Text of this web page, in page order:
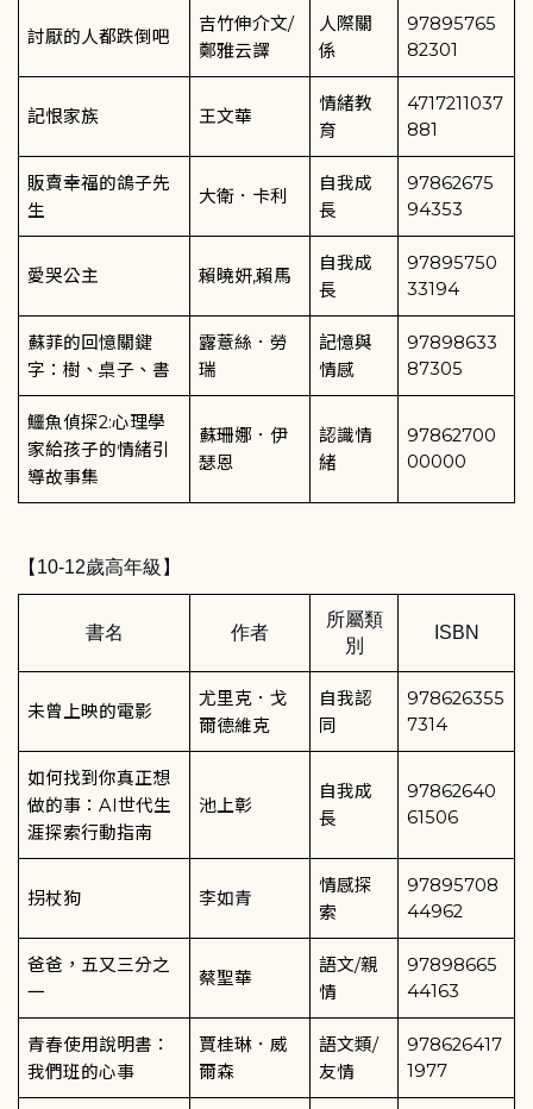
討厭的人都跌倒吧
吉竹伸介文/
鄭雅云譯
人際關
係
97895765
82301
記恨家族 王文華
情緒教
育
4717211037
881
販賣幸福的鴿子先
生
大衛．卡利
自我成
長
97862675
94353
愛哭公主 賴曉妍,賴馬
自我成
長
97895750
33194
蘇菲的回憶關鍵
字：樹、桌子、書
露薏絲．勞
瑞
記憶與
情感
97898633
87305
鱷魚偵探2:心理學
家給孩子的情緒引
導故事集
蘇珊娜．伊
瑟恩
認識情
緒
97862700
00000
【 10-12歲高年級】
書名 作者
所屬類
別
ISBN
未曾上映的電影
尤里克．戈
爾德維克
自我認
同
978626355
7314
如何找到你真正想
做的事：AI世代生
涯探索行動指南
池上彰
自我成
長
97862640
61506
拐杖狗 李如青
情感探
索
97895708
44962
爸爸，五又三分之
一
蔡聖華
語文/親
情
97898665
44163
青春使用說明書：
我們班的心事
賈桂琳．威
爾森
語文類/
友情
978626417
1977